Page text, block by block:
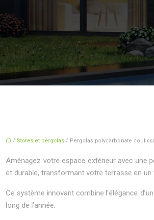
/ Stores et pergolas / Pergolas polycarbonate
Aménagez votre espace extérieur avec une
et durable, transformant votre terrasse en
Ce système innovant combine l’élégance
long de l’année.